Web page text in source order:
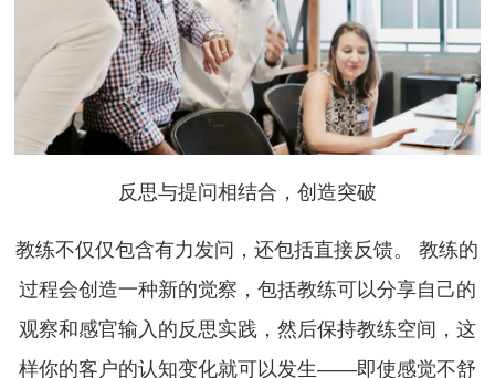
反思与提问相结合，创造突破
教练不仅仅包含有力发问，还包括直接反馈。 教练的
过程会创造一种新的觉察，包括教练可以分享自己的
观察和感官输入的反思实践，然后保持教练空间，这
样你的客户的认知变化就可以发生——即使感觉不舒